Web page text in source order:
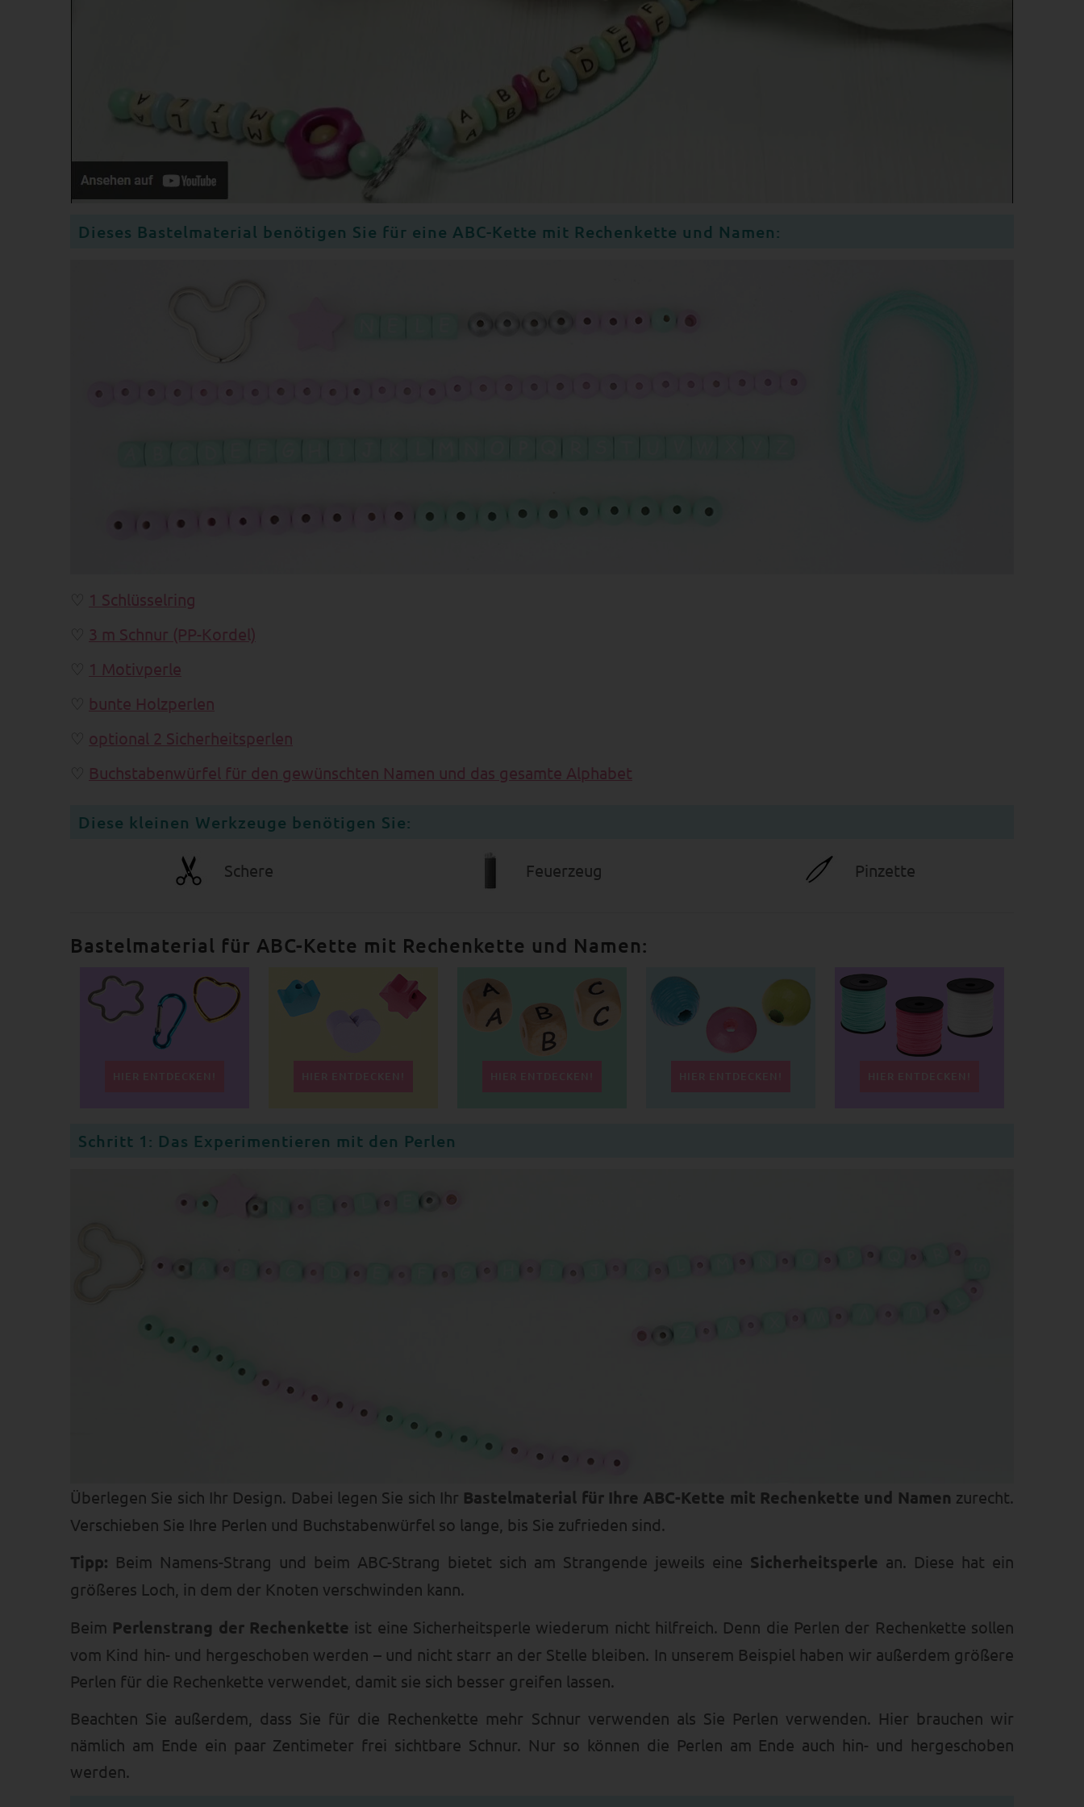
Dieses Bastelmaterial benötigen Sie für eine ABC-Kette mit Rechenkette und Namen:
1 Schlüsselring
3 m Schnur (PP-Kordel)
1 Motivperle
bunte Holzperlen
optional 2 Sicherheitsperlen
Buchstabenwürfel für den gewünschten Namen und das gesamte Alphabet
Diese kleinen Werkzeuge benötigen Sie:
Schere Feuerzeug Pinzette
Bastelmaterial für ABC-Kette mit Rechenkette und Namen:
Schritt 1: Das Experimentieren mit den Perlen
Überlegen Sie sich Ihr Design. Dabei legen Sie sich Ihr Bastelmaterial für Ihre ABC-Kette mit Rechenkette und Namen zurecht.
Verschieben Sie Ihre Perlen und Buchstabenwürfel so lange, bis Sie zufrieden sind.
Tipp: Beim Namens-Strang und beim ABC-Strang bietet sich am Strangende jeweils eine Sicherheitsperle an. Diese hat ein
größeres Loch, in dem der Knoten verschwinden kann.
Beim Perlenstrang der Rechenkette ist eine Sicherheitsperle wiederum nicht hilfreich. Denn die Perlen der Rechenkette sollen
vom Kind hin- und hergeschoben werden – und nicht starr an der Stelle bleiben. In unserem Beispiel haben wir außerdem größere
Perlen für die Rechenkette verwendet, damit sie sich besser greifen lassen.
Beachten Sie außerdem, dass Sie für die Rechenkette mehr Schnur verwenden als Sie Perlen verwenden. Hier brauchen wir
nämlich am Ende ein paar Zentimeter frei sichtbare Schnur. Nur so können die Perlen am Ende auch hin- und hergeschoben
werden.